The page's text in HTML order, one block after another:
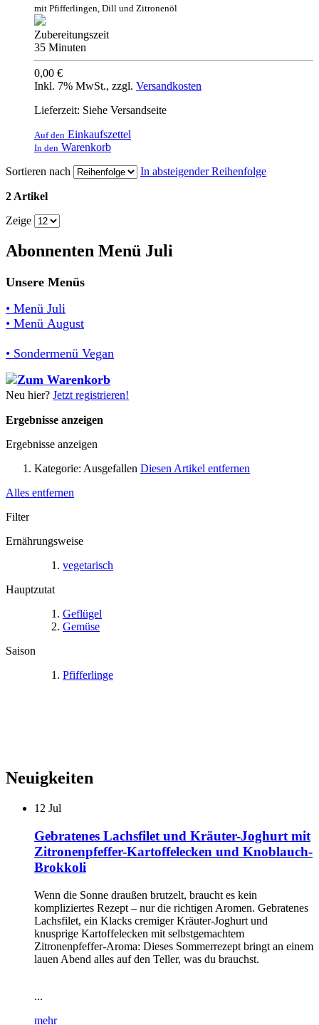
mit Pfifferlingen, Dill und Zitronenöl
Zubereitungszeit
35 Minuten
0,00 €
Inkl. 7% MwSt., zzgl. Versandkosten
Lieferzeit: Siehe Versandseite
Auf den Einkaufszettel
In den Warenkorb
Sortieren nach
In absteigender Reihenfolge
2 Artikel
Zeige
Abonnenten Menü Juli
Unsere Menüs
• Menü Juli
• Menü August
• Sondermenü Vegan
Neu hier? Jetzt registrieren!
Ergebnisse anzeigen
Ergebnisse anzeigen
Kategorie: Ausgefallen Diesen Artikel entfernen
Alles entfernen
Filter
Ernährungsweise
vegetarisch
Hauptzutat
Geflügel
Gemüse
Saison
Pfifferlinge
Neuigkeiten
12 Jul
Gebratenes Lachsfilet und Kräuter-Joghurt mit
Zitronenpfeffer-Kartoffelecken und Knoblauch-
Brokkoli
Wenn die Sonne draußen brutzelt, braucht es kein
kompliziertes Rezept – nur die richtigen Aromen. Gebratenes
Lachsfilet, ein Klacks cremiger Kräuter-Joghurt und
knusprige Kartoffelecken mit selbstgemachtem
Zitronenpfeffer-Aroma: Dieses Sommerrezept bringt an einem
lauen Abend alles auf den Teller, was du brauchst.
...
mehr